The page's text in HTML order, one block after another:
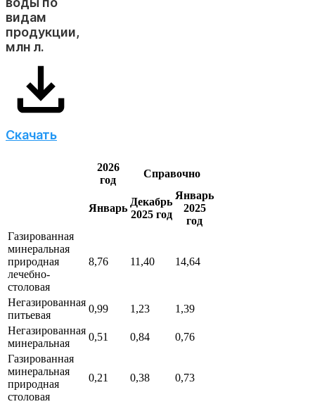
видам
продукции,
млн л.
Скачать
2026
год
Справочно
Январь
Декабрь
2025 год
Январь
2025
год
Газированная
минеральная
природная
лечебно-
столовая
8,76 11,40 14,64
Негазированная
питьевая
0,99 1,23
1,39
Негазированная
минеральная
0,51 0,84
0,76
Газированная
минеральная
природная
столовая
0,21 0,38 0,73